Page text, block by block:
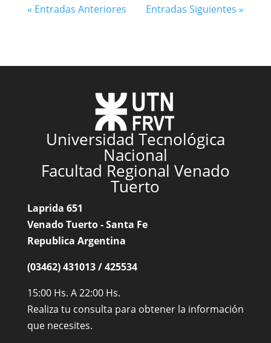
« Entradas Anteriores
Entradas Siguientes »
Universidad Tecnológica
Nacional
Facultad Regional Venado
Tuerto
Laprida 651
Venado Tuerto - Santa Fe
Republica Argentina
(03462) 431013 / 425534
15:00 Hs. A 22:00 Hs.
Realiza tu consulta para obtener la información
que necesites.